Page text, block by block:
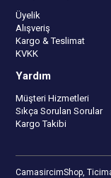
Üyelik
Alışveriş
Kargo & Teslimat
KVKK
Yardım
Müşteri Hizmetleri
Sıkça Sorulan Sorular
Kargo Takibi
CamasircimShop,